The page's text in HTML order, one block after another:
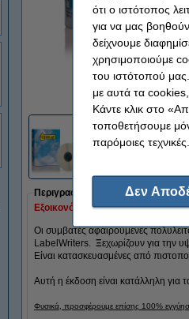
Περιγραφή
Εξοικονόμησε πάνω από20%στις
Οι συμβατές αφαιρούμενες
LabelWriters. Ξεχωρίζουν για την
Είναι κατασκευασμένες από
Αυτή η έκδοση είναι κατάλληλη
Φυσικά, προσφέρουμε επίσης 100%
ότι ο ιστότοπος
για να μας
δείχνουμε
χρησιμοποιούμε
του ιστότοπού
με αυτά τα
Κάντε κλικ στο
τοποθετήσουμε
παρόμοιες τεχνικές.
Δεν